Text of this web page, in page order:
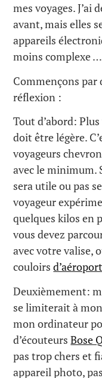
mes voyages. J’ai
avant, mais elles
appareils
moins complexe …
Commençons par
réflexion :
Tout d’abord:
doit être légère.
voyageurs
avec le minimum.
sera utile ou pas
voyageur
quelques kilos en
vous devez
avec votre valise,
couloirs
Deuxièmement:
se limiterait à
mon ordinateur
d’écouteursBose
pas trop chers et
appareil photo,